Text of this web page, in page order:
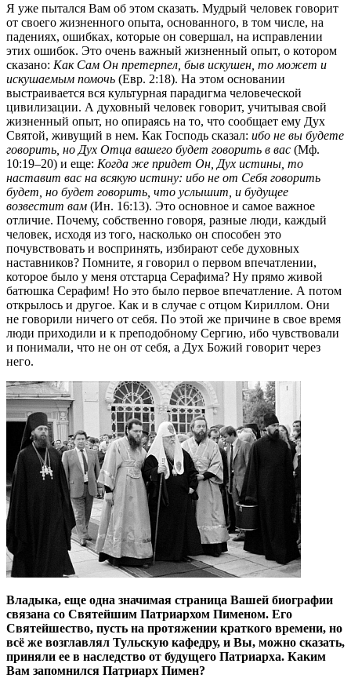
Я уже пытался Вам об этом сказать. Мудрый человек говорит
от своего жизненного опыта, основанного, в том числе, на
падениях, ошибках, которые он совершал, на исправлении
этих ошибок. Это очень важный жизненный опыт, о котором
сказано: Как Сам Он претерпел, быв искушен, то может и
искушаемым помочь (Евр. 2:18). На этом основании
выстраивается вся культурная парадигма человеческой
цивилизации. А духовный человек говорит, учитывая свой
жизненный опыт, но опираясь на то, что сообщает ему Дух
Святой, живущий в нем. Как Господь сказал: ибо не вы будете
говорить, но Дух Отца вашего будет говорить в вас (Мф.
10:19–20) и еще: Когда же придет Он, Дух истины, то
наставит вас на всякую истину: ибо не от Себя говорить
будет, но будет говорить, что услышит, и будущее
возвестит вам (Ин. 16:13). Это основное и самое важное
отличие. Почему, собственно говоря, разные люди, каждый
человек, исходя из того, насколько он способен это
почувствовать и воспринять, избирают себе духовных
наставников? Помните, я говорил о первом впечатлении,
которое было у меня отстарца Серафима? Ну прямо живой
батюшка Серафим! Но это было первое впечатление. А потом
открылось и другое. Как и в случае с отцом Кириллом. Они
не говорили ничего от себя. По этой же причине в свое время
люди приходили и к преподобному Сергию, ибо чувствовали
и понимали, что не он от себя, а Дух Божий говорит через
него.
Владыка, еще одна значимая страница Вашей биографии
связана со Святейшим Патриархом Пименом. Его
Святейшество, пусть на протяжении краткого времени, но
всё же возглавлял Тульскую кафедру, и Вы, можно сказать,
приняли ее в наследство от будущего Патриарха. Каким
Вам запомнился Патриарх Пимен?